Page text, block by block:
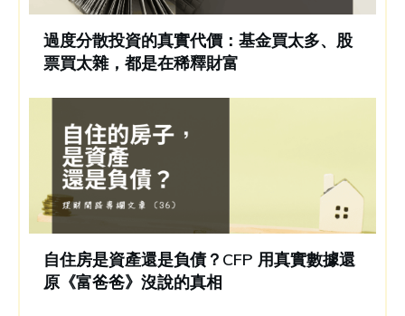
過度分散投資的真實代價：基金買太多、股
票買太雜，都是在稀釋財富
自住房是資產還是負債？CFP 用真實數據還
原《富爸爸》沒說的真相